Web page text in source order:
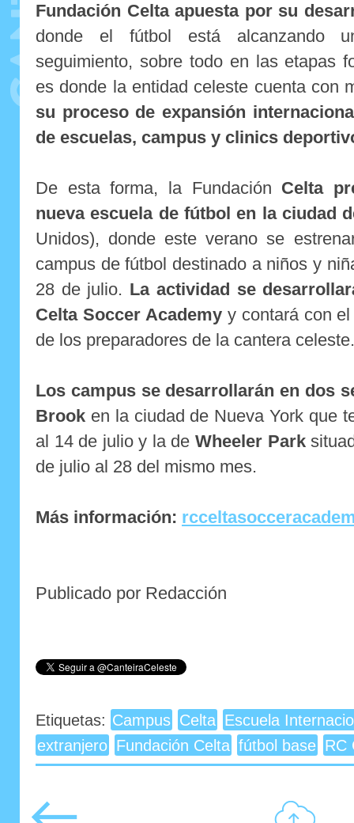
Fundación Celta apuesta por su
donde el fútbol está alcanzando
seguimiento, sobre todo en las etapas
es donde la entidad celeste cuenta con
su proceso de expansión
de escuelas, campus y clinics
De esta forma, la Fundación Celta
nueva escuela de fútbol en la ciudad
Unidos), donde este verano se
campus de fútbol destinado a niños y
28 de julio. La actividad se
Celta Soccer Academyy contará con el
de los preparadores de la cantera celeste.
Los campus se desarrollarán en dos
Brook en la ciudad de Nueva York que
al 14 de julio y la de Wheeler Park
de julio al 28 del mismo mes.
Más información:
Publicado por Redacción
Etiquetas: Campus Celta Escuela
extranjero Fundación Celta fútbol base RC